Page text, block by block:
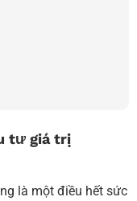
tư giá trị
là một điều hết sức